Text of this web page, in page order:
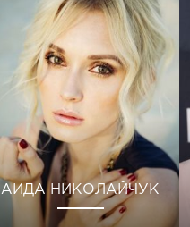
АИДА НИКОЛАЙЧУК